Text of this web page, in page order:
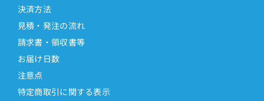
決済方法
見積・発注の流れ
請求書・領収書等
お届け日数
注意点
特定商取引に関する表示